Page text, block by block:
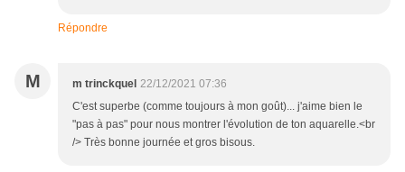
Répondre
M m trinckquel 22/12/2021 07:36
C'est superbe (comme toujours à mon goût)... j'aime bien le
"pas à pas" pour nous montrer l'évolution de ton aquarelle.<br
/> Très bonne journée et gros bisous.